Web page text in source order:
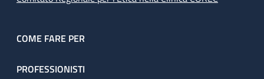
COME FARE PER
PROFESSIONISTI